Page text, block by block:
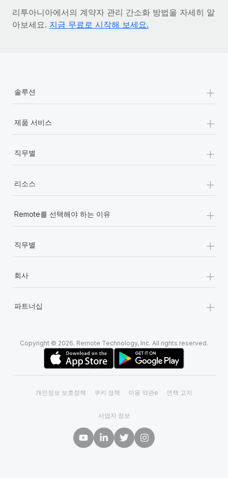
리투아니아에서의 계약자 관리 간소화 방법을 자세히 알
아보세요. 지금 무료로 시작해 보세요.
솔루션 +
제품 서비스 +
직무별 +
리소스 +
Remote를 선택해야 하는 이유 +
직무별 +
회사 +
파트너십 +
Copyright © 2026. Remote Technology, Inc. All rights reserved.
개인정보 보호정책 쿠키 정책 이용 약관e 면책 고지
사업자 정보